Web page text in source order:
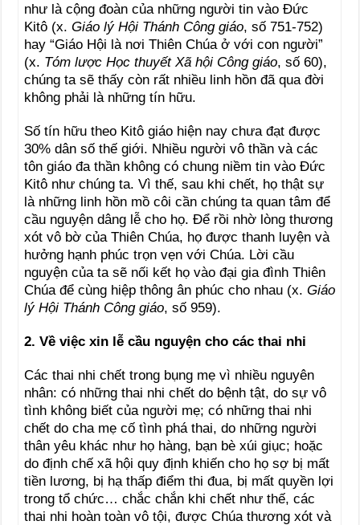
như là cộng đoàn của những người tin vào Đức
Kitô (x.Giáo l‎ý Hội Thánh Công giáo, số 751-752)
hay “Giáo Hội là nơi Thiên Chúa ở với con người”
(x. Tóm lược Học thuyết Xã hội Công giáo, số 60),
chúng ta sẽ thấy còn rất nhiều linh hồn đã qua đời
không phải là những tín hữu.
Số tín hữu theo Kitô giáo hiện nay chưa đạt được
30% dân số thế giới. Nhiều người vô thần và các
tôn giáo đa thần không có chung niềm tin vào Đức
Kitô như chúng ta. Vì thế, sau khi chết, họ thật sự
là những linh hồn mồ côi cần chúng ta quan tâm để
cầu nguyện dâng lễ cho họ. Để rồi nhờ lòng thương
xót vô bờ của Thiên Chúa, họ được thanh luyện và
hưởng hạnh phúc trọn vẹn với Chúa. Lời cầu
nguyện của ta sẽ nối kết họ vào đại gia đình Thiên
Chúa để cùng hiệp thông ân phúc cho nhau (x.Giáo
lý Hội Thánh Công giáo, số 959).
2. Về việc xin lễ cầu nguyện cho các thai nhi
Các thai nhi chết trong bụng mẹ vì nhiều nguyên
nhân: có những thai nhi chết do bệnh tật, do sự vô
tình không biết của người mẹ; có những thai nhi
chết do cha mẹ cố tình phá thai, do những người
thân yêu khác như họ hàng, bạn bè xúi giục; hoặc
do định chế xã hội quy định khiến cho họ sợ bị mất
tiền lương, bị hạ thấp điểm thi đua, bị mất quyền lợi
trong tổ chức… chắc chắn khi chết như thế, các
thai nhi hoàn toàn vô tội, được Chúa thương xót và